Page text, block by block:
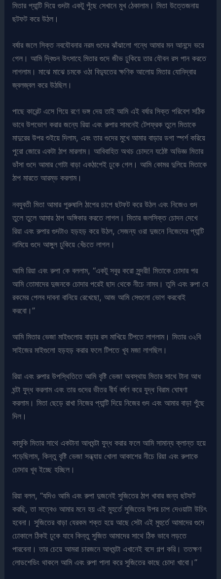
মিতার প্যান্টি দিয়ে গুদটা একটু পুঁছে সেখানে মুখ ঠেকালাম। মিতা উত্তেজনায়
ছটফট করে উঠল।
বর্ষার জলে সিক্ত নবযৌবনার নরম গুদের ঝাঁঝালো গন্ধে আমার মন আনন্দে ভরে
গেল। আমি দ্বিগুন উৎসাহে মিতার গুদে জীভ ঢুকিয়ে তার যৌবন রস পান করতে
লাগলাম। মাঝে মাঝে চমকে ওঠা বিদ্যুতের ক্ষণিক আলোয় মিতার যোনিদ্বার
জ্বলজ্বল করে উঠছিল।
পাছে কারেন্ট এসে গিয়ে রণে ভঙ্গ দেয় তাই আমি এই বর্ষার সিক্ত পরিবেশ সঠিক
ভাবে উপভোগ করার জন্যে রিয়া এবং রুপার সামনেই টেপফ্রক তুলে মিতাকে
মাদুরের উপর শুইয়ে দিলাম, এবং তার গুদের মুখে আমার বাড়ার ডগা স্পর্শ করিয়ে
পুরো জোরে একটা ঠাপ মারলাম। আবিবাহিত অথচ চোদনে যঠেষ্ট অভিজ্ঞ মিতার
ডাঁসা গুদে আমার গোটা বাড়া একঠাপেই ঢুকে গেল। আমি কোমর দুলিয়ে মিতাকে
ঠাপ মারতে আরম্ভ করলাম।
নবযুবতী মিতা আমার পুরুষালি ঠাপের চাপে ছটফট করে উঠল এবং নিজেও গুদ
তুলে তুলে আমার ঠাপ অঙ্গিকার করতে লাগল। মিতার জলসিক্ত চোদন দেখে
রিয়া এবং রুপার গুদটাও হড়হড় করে উঠল, সেজন্য ওরা দুজনে নিজেদের প্যান্টি
নামিয়ে গুদে আঙ্গুল ঢুকিয়ে খেঁচতে লাগল।
আমি রিয়া এবং রুপা কে বললাম, “একটু সবুর করো সুন্দরী! মিতাকে চোদার পর
আমি তোমাদের দুজনকে চোদার পরেই ছাদ থেকে নীচে নামব। তুমি এবং রুপা যে
রকমের পেলব দাবনা বানিয়ে রেখেছো, আজ আমি সেগুলো ভোগ করবোই
করবো।”
আমি মিতার ভেজা মাইগুলোয় বাড়ার রস মাখিয়ে টিপতে লাগলাম। মিতার ৩২বি
সাইজের মাইগুলো হড়হড় করার ফলে টিপতে খূব মজা লাগছিল।
রিয়া এবং রুপার উপস্থিতিতে আমি বৃষ্টি ভেজা অবস্থায় মিতার সাথে টানা আধ
ঘন্টা যুদ্ধ করলাম এবং তার গুদের ভীতর বীর্য বর্ষণ করে যুদ্ধ বিরাম ঘোষণা
করলাম। মিতা ছেড়ে রাখা নিজের প্যান্টি দিয়ে নিজের গুদ এবং আমার বাড়া পুঁছে
দিল।
কামুকি মিতার সাথে একটানা আধঘন্টা যুদ্ধ করার ফলে আমি সামান্য ক্লান্ত হয়ে
পড়েছিলাম, কিন্তু বৃষ্টি ভেজা সন্ধ্যায় খোলা আকাশের নীচে রিয়া এবং রুপাকে
চোদার খূব ইচ্ছে হচ্ছিল।
রিয়া বলল, “যদিও আমি এবং রুপা দুজনেই সুজিতের ঠাপ খাবার জন্য ছটফট
করছি, তা সত্বেও আমার মনে হয় এই মুহর্তে সুজিতের উপর চাপ দেওয়াটা উচিৎ
হবেনা। সুজিতের বাড়া যেরকম শক্ত হয়ে আছে সেটা এই মুহুর্তে আমাদের গুদে
ঢোকালে ঠিকই ঢুকে যাবে কিন্তু সুজিত আমাদের সাথে ঠিক ভাবে লড়তে
পারবেনা। তার চেয়ে আমরা চারজনে আধঘন্টা এখানেই বসে গল্প করি। ততক্ষণ
লোডশেডিং থাকলে আমি এবং রুপা পালা করে সুজিতের কাছে চোদা খাবো।”